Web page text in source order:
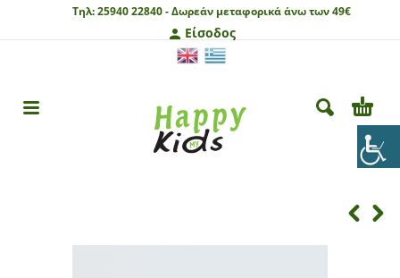
Τηλ:25940 22840 -Δωρεάν μεταφορικά άνω των 49€
Είσοδος